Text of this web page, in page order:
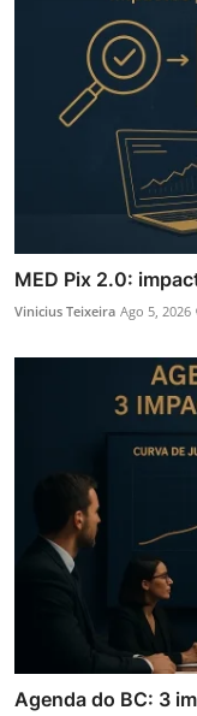
MED Pix 2.0:
Vinicius Teixeira Ago 5, 2026
Agenda do BC: 3